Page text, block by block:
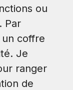
ou
Par
coffre
Je
ranger
de